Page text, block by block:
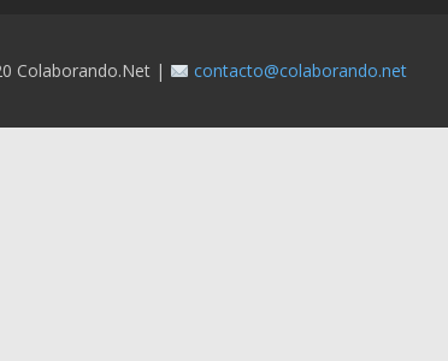
Colaborando.net | contacto@colaborando.net